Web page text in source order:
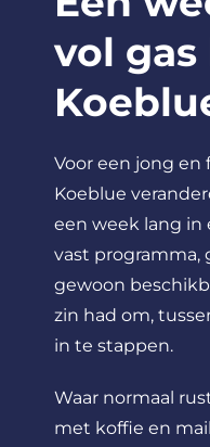
vol gas
Voor een jong en
Koeblue
een week lang in
vast programma,
gewoon
zin had om,
in te stappen.
Waar normaal
met koffie en